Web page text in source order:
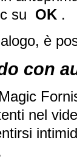
su OK .
è
con
nel